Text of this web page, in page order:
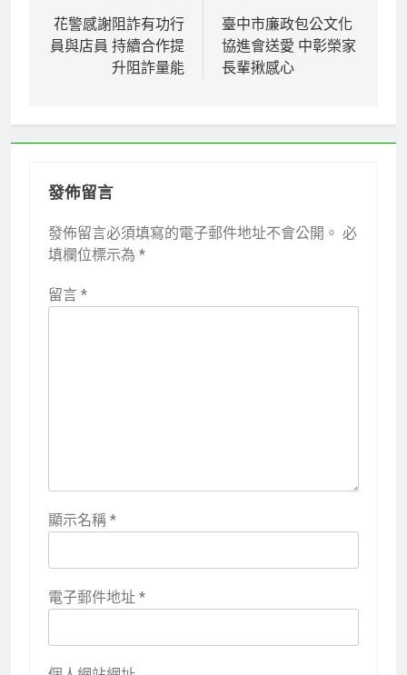
章
導
花警感謝阻詐有功行
員與店員 持續合作提
升阻詐量能
臺中市廉政包公文化
協進會送愛 中彰榮家
長輩揪感心
發佈留言
發佈留言必須填寫的電子郵件地址不會公開。 必
填欄位標示為 *
留言 *
顯示名稱 *
電子郵件地址 *